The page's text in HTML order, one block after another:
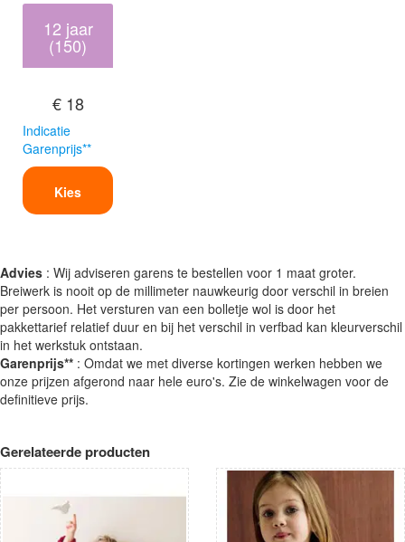
12 jaar
(150)
€ 18
Indicatie
Garenprijs**
Kies
Advies : Wij adviseren garens te bestellen voor 1 maat groter.
Breiwerk is nooit op de millimeter nauwkeurig door verschil in breien
per persoon. Het versturen van een bolletje wol is door het
pakkettarief relatief duur en bij het verschil in verfbad kan kleurverschil
in het werkstuk ontstaan.
Garenprijs** : Omdat we met diverse kortingen werken hebben we
onze prijzen afgerond naar hele euro's. Zie de winkelwagen voor de
definitieve prijs.
Gerelateerde producten